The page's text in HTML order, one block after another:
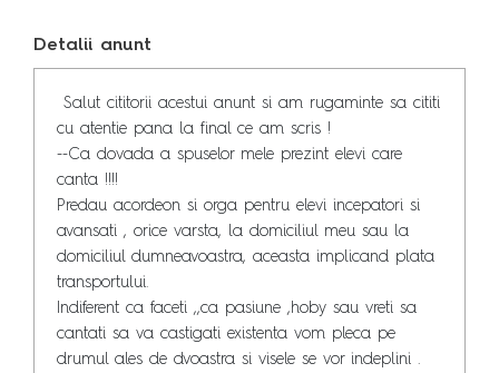
Detalii anunt
cu atentie pana la final ce am scris !
--Ca dovada a spuselor mele prezint elevi care
canta !!!!
Predau acordeon si orga pentru elevi incepatori si
avansati , orice varsta, la domiciliul meu sau la
domiciliul dumneavoastra, aceasta implicand plata
transportului.
Indiferent ca faceti ,,ca pasiune ,hoby sau vreti sa
cantati sa va castigati existenta vom pleca pe
drumul ales de dvoastra si visele se vor indeplini .